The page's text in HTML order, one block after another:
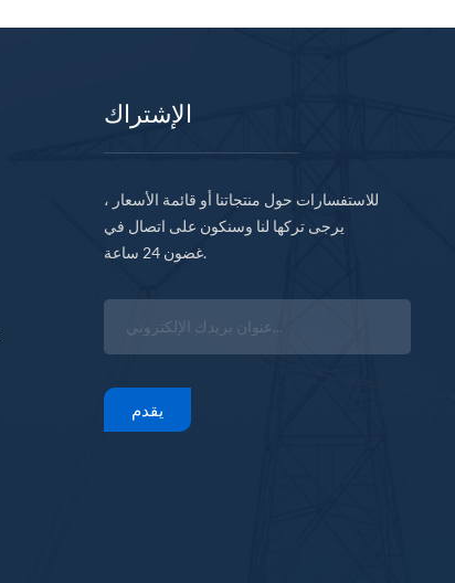
الإشتراك
للاستفسارات حول منتجاتنا أو قائمة الأسعار ،
يرجى تركها لنا وسنكون على اتصال في
غضون 24 ساعة.
يقدم